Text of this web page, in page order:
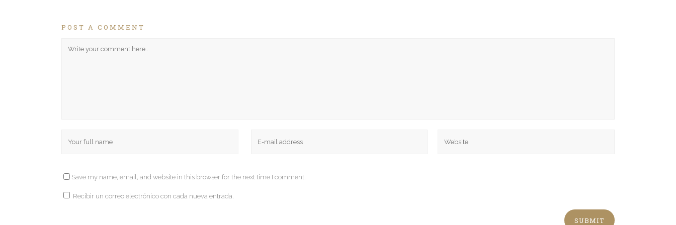
POST A COMMENT
Save my name, email, and website in this browser for the next time I comment.
Recibir un correo electrónico con cada nueva entrada.